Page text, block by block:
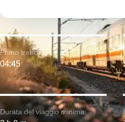
Durata del viaggio minima:
Primo treno:
04:45